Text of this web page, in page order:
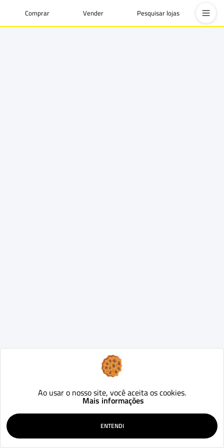
Comprar Vender Pesquisar lojas
Ao usar o nosso site, você aceita os cookies.
Mais informações
ENTENDI